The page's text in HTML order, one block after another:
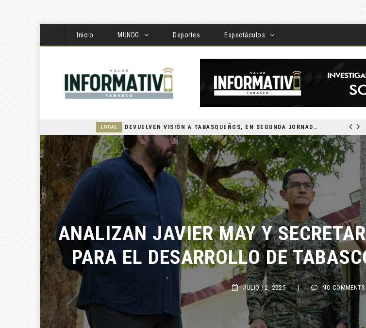
Inicio MUNDO Deportes Espectáculos
DEVUELVEN VISIÓN A TABASQUEÑOS, EN SEGUNDA JORNADA DE CIRUGÍA DE CATARATAS 2026
ANALIZAN JAVIER MAY Y
PARA EL DESARROLLO DE
JULIO 12, 2025 | NO COMMENTS